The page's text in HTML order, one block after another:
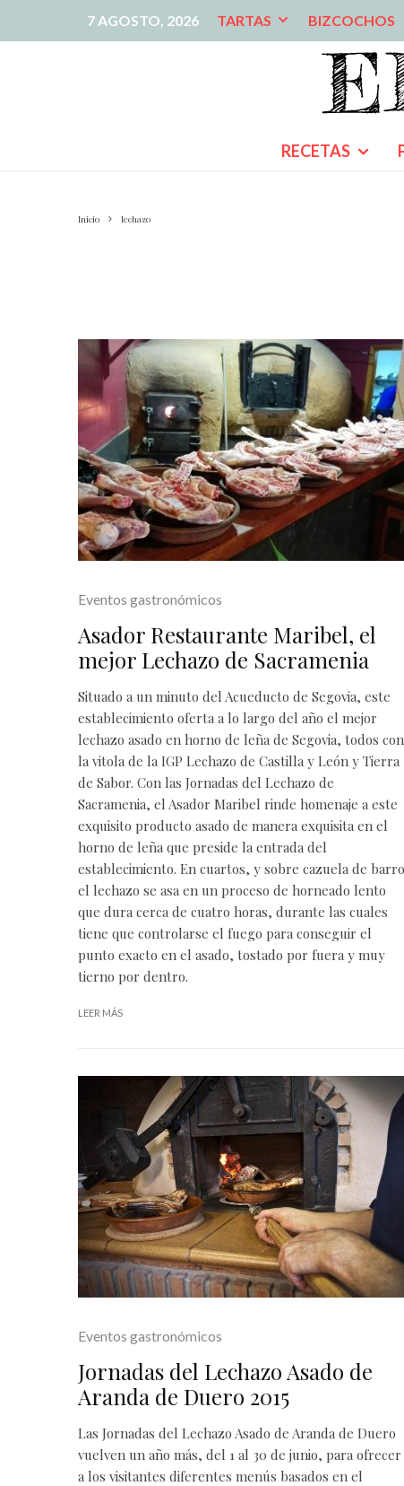
7 AGOSTO, 2026 TARTAS BIZCOCHOS
RECETAS
Inicio lechazo
Eventos gastronómicos
Asador Restaurante Maribel, el
mejor Lechazo de Sacramenia
Situado a un minuto del Acueducto de Segovia, este
establecimiento oferta a lo largo del año el mejor
lechazo asado en horno de leña de Segovia, todos con
la vitola de la IGP Lechazo de Castilla y León y Tierra
de Sabor. Con las Jornadas del Lechazo de
Sacramenia, el Asador Maribel rinde homenaje a este
exquisito producto asado de manera exquisita en el
horno de leña que preside la entrada del
establecimiento. En cuartos, y sobre cazuela de
el lechazo se asa en un proceso de horneado lento
que dura cerca de cuatro horas, durante las cuales
tiene que controlarse el fuego para conseguir el
punto exacto en el asado, tostado por fuera y muy
tierno por dentro.
LEER MÁS
Eventos gastronómicos
Jornadas del Lechazo Asado de
Aranda de Duero 2015
Las Jornadas del Lechazo Asado de Aranda de Duero
vuelven un año más, del 1 al 30 de junio, para ofrecer
a los visitantes diferentes menús basados en el